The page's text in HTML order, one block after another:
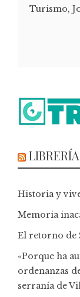
Turismo,
Historia y
Memoria
El retorno de
«Porque ha
ordenanzas
serranía de